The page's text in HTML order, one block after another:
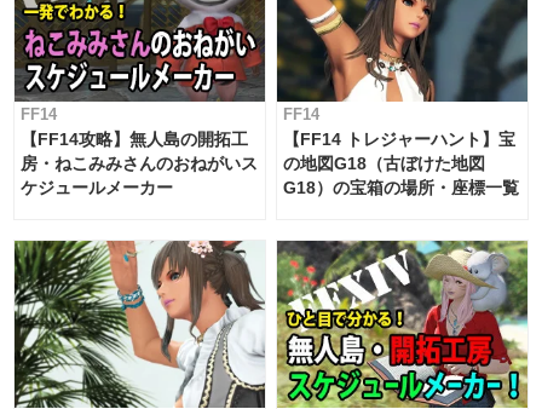
FF14
【FF14攻略】無人島の開拓工
房・ねこみみさんのおねがいス
ケジュールメーカー
FF14
【FF14 トレジャーハント】宝
の地図G18（古ぼけた地図
G18）の宝箱の場所・座標一覧